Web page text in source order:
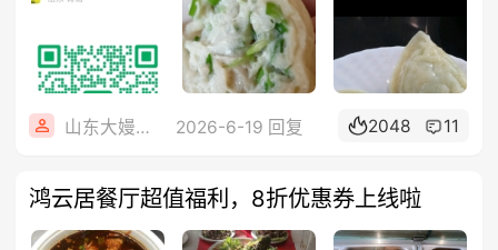
山东大嫚在巴黎 2026-6-19 回复 2048 11
鸿云居餐厅超值福利，8折优惠券上线啦